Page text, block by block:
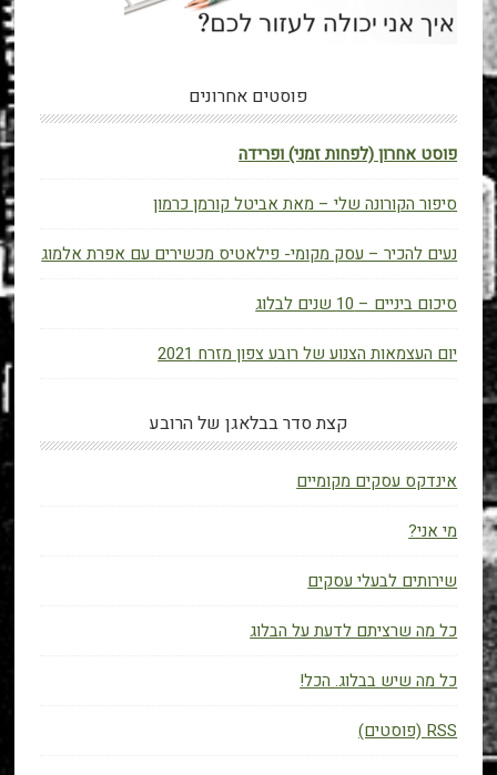
פוסטים אחרונים
פוסט אחרון (לפחות זמני) ופרידה
סיפור הקורונה שלי – מאת אביטל קורמן כרמון
נעים להכיר – עסק מקומי- פילאטיס מכשירים עם אפרת אלמוג
סיכום ביניים – 10 שנים לבלוג
יום העצמאות הצנוע של רובע צפון מזרח 2021
קצת סדר בבלאגן של הרובע
אינדקס עסקים מקומיים
מי אני?
שירותים לבעלי עסקים
כל מה שרציתם לדעת על הבלוג
כל מה שיש בבלוג. הכל!
RSS (פוסטים)